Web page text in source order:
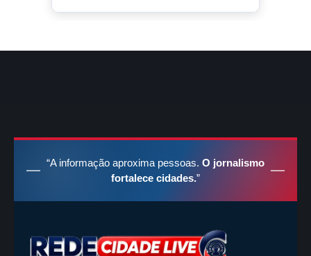
“A informação aproxima pessoas. O jornalismo
fortalece cidades.”